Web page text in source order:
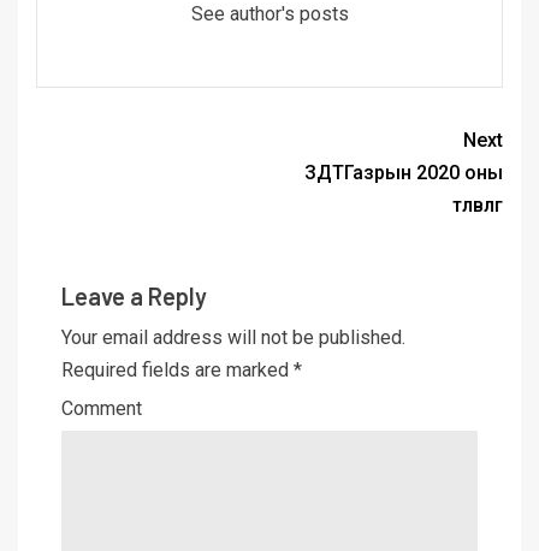
See author's posts
Next
ЗДТГазрын 2020 оны
төлөвлөгөө
Leave a Reply
Your email address will not be published.
Required fields are marked *
Comment